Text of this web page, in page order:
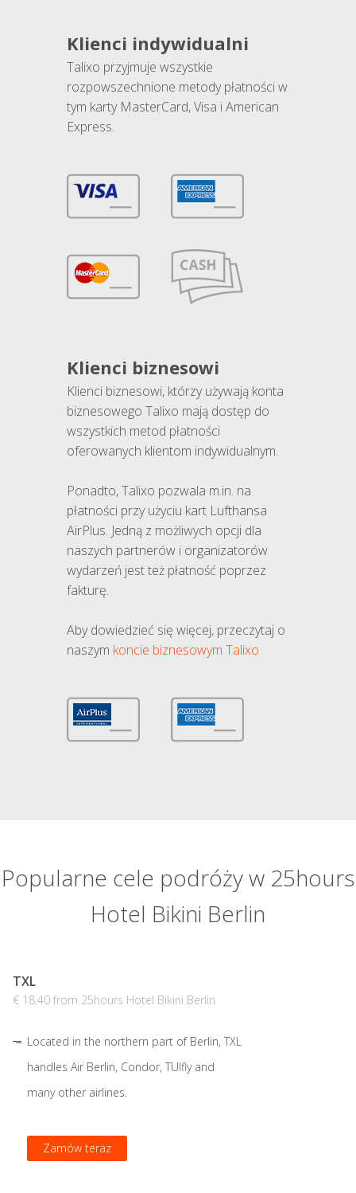
Klienci indywidualni
Talixo przyjmuje wszystkie
rozpowszechnione metody płatności w
tym karty MasterCard, Visa i American
Express.
Klienci biznesowi
Klienci biznesowi, którzy używają konta
biznesowego Talixo mają dostęp do
wszystkich metod płatności
oferowanych klientom indywidualnym.
Ponadto, Talixo pozwala m.in. na
płatności przy użyciu kart Lufthansa
AirPlus. Jedną z możliwych opcji dla
naszych partnerów i organizatorów
wydarzeń jest też płatność poprzez
fakturę.
Aby dowiedzieć się więcej, przeczytaj o
naszym koncie biznesowym Talixo
Popularne cele podróży w 25hours
Hotel Bikini Berlin
TXL
€ 18.40 from 25hours Hotel Bikini Berlin
Located in the northern part of Berlin, TXL
handles Air Berlin, Condor, TUIfly and
many other airlines.
Zamów teraz